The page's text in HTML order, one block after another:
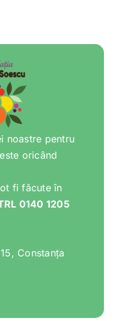
noastre pentru
oricând
fi făcute în
0140 1205
Constanța